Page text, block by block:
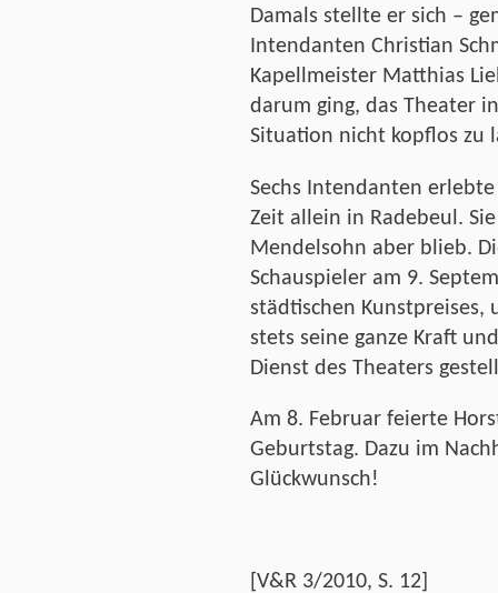
Damals stellte er sich –
Intendanten Christian
Kapellmeister Matthias
darum ging, das Theater
Situation nicht kopflos zu
Sechs Intendanten
Zeit allein in Radebeul.
Mendelsohn aber blieb.
Schauspieler am 9.
städtischen Kunstpreises,
stets seine ganze Kraft
Dienst des Theaters
Am 8. Februar feierte
Geburtstag. Dazu im
Glückwunsch!
[V&R 3/2010, S. 12]